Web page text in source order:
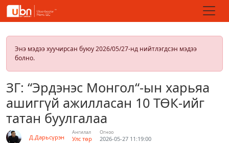
Энэ мэдээ хуучирсан буюу 2026/05/27-нд нийтлэгдсэн мэдээ
болно.
ЗГ: “Эрдэнэс Монгол“-ын харьяа
ашиггүй ажилласан 10 ТӨК-ийг
татан буулгалаа
Д.Дарьсүрэн
Ангилал
Улс төр
Огноо
2026-05-27 11:19:00